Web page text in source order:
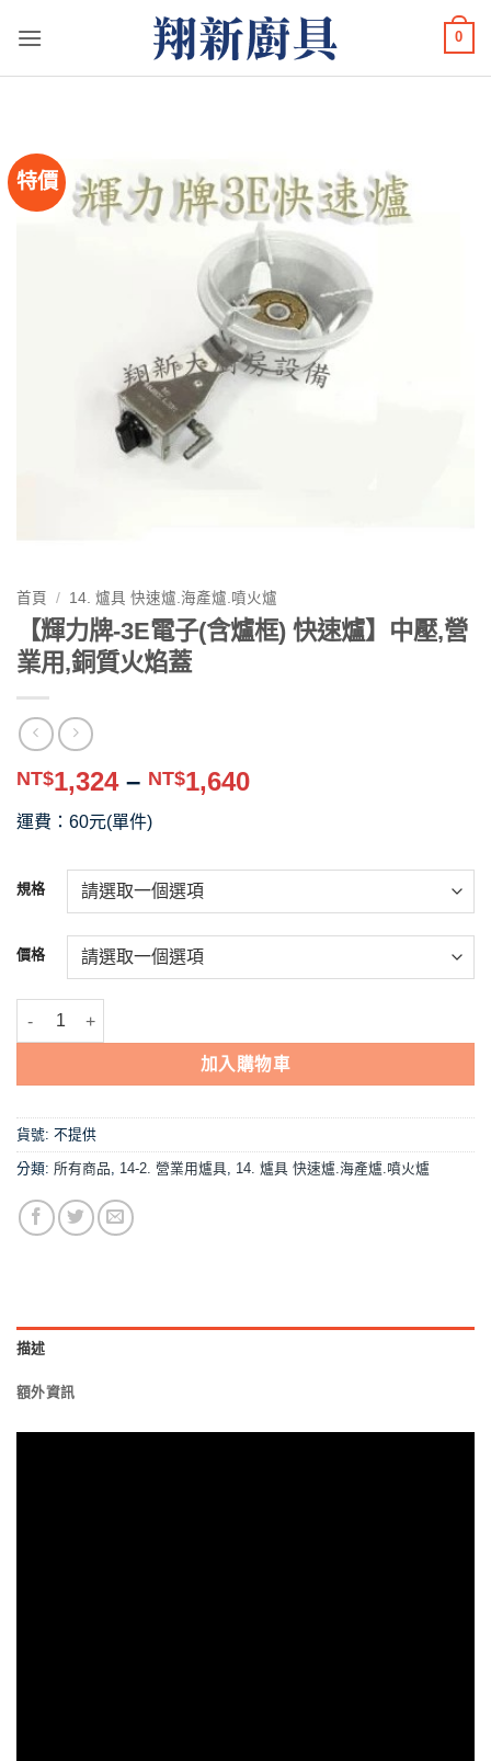
0
特價
首頁 / 14. 爐具 快速爐.海產爐.噴火爐
【輝力牌-3E電子(含爐框) 快速爐】中壓,營
業用,銅質火焰蓋
NT$1,324 – NT$1,640價
到
NT$1,640
運費：60元(單件)
規格
價格
【輝力牌-3E電子(含爐框) 快速爐】中壓,營業用,銅質火焰蓋 數量
加入購物車
貨號: 不提供
分類: 所有商品, 14-2. 營業用爐具, 14. 爐具 快速爐.海產爐.噴火爐
描述
額外資訊